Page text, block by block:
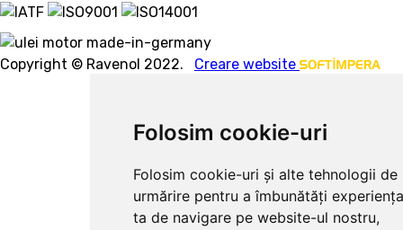
Folosim cookie-uri
Folosim cookie-uri și alte tehnologii de
urmărire pentru a îmbunătăți
ta de navigare pe website-ul nostru,
Copyright © Ravenol 2022. Creare website